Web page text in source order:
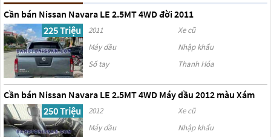
Cần bán Nissan Navara LE 2.5MT 4WD đời 2011
225 Triệu
2011
Xe cũ
Máy dầu
Nhập khẩu
Số tay
Thanh Hóa
Cần bán Nissan Navara LE 2.5MT 4WD Máy dầu 2012 màu Xám
250 Triệu
2012
Xe cũ
Máy dầu
Nhập khẩu